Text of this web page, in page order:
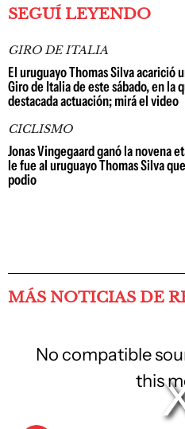
SEGUÍ LEYENDO
GIRO DE ITALIA
El uruguayo Thomas Silva acarició
Giro de Italia de este sábado, en la
destacada actuación; mirá el video
CICLISMO
Jonas Vingegaard ganó la novena
le fue al uruguayo Thomas Silva
podio
MÁS NOTICIAS DE
No compatible
this